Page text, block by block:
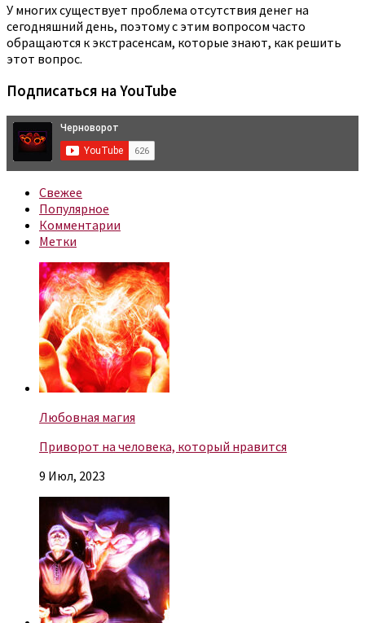
У многих существует проблема отсутствия денег на
сегодняшний день, поэтому с этим вопросом часто
обращаются к экстрасенсам, которые знают, как решить
этот вопрос.
Подписаться на YouTube
Свежее
Популярное
Комментарии
Метки
Любовная магия
Приворот на человека, который нравится
9 Июл, 2023